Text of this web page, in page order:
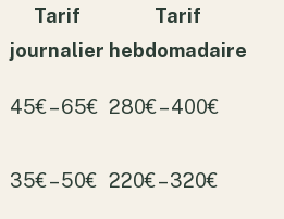
Tarif
journalier
Tarif
hebdomadaire
45€ – 65€ 280€ – 400€
35€ – 50€ 220€ – 320€